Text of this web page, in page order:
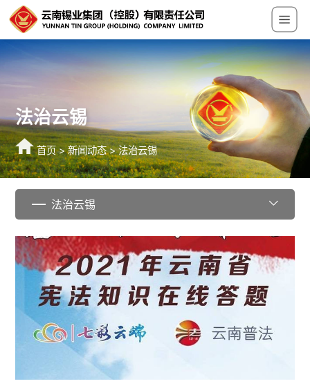
法治云锡
首页>新闻动态>法治云锡
法治云锡